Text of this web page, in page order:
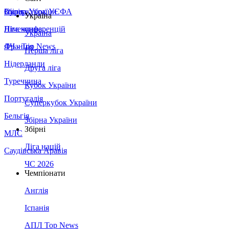
Збірна України
Італія
Німеччина
Франція
Нідерланди
Туреччина
Португалія
Бельгія
МЛС
Саудівська Аравія
Суперкубок УЄФА
Ліга конференцій
ЛЧ - Top News
Україна
Україна
Перша ліга
Друга ліга
Кубок України
Суперкубок України
Збірна України
Збірні
Ліга націй
ЧС 2026
Чемпіонати
Англія
Іспанія
АПЛ Top News